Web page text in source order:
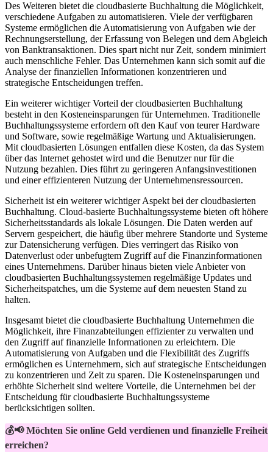
Des Weiteren bietet die cloudbasierte Buchhaltung ‍die ⁢Möglichkeit,
verschiedene Aufgaben zu automatisieren. Viele ⁢der verfügbaren
Systeme ermöglichen‍ die Automatisierung‍ von Aufgaben ⁣wie der
Rechnungserstellung, der Erfassung von Belegen und dem Abgleich
von Banktransaktionen. Dies spart nicht nur Zeit, sondern⁢ minimiert
auch menschliche Fehler. Das Unternehmen⁣ kann sich somit auf die
⁣Analyse der finanziellen Informationen⁢ konzentrieren und
strategische Entscheidungen treffen.
Ein weiterer wichtiger ⁢Vorteil der cloudbasierten Buchhaltung
besteht ‍in den Kosteneinsparungen für Unternehmen. Traditionelle
Buchhaltungssysteme erfordern ‌oft ​den ⁢Kauf von teurer Hardware
und Software, sowie regelmäßige Wartung und⁣ Aktualisierungen.⁢
Mit ‍cloudbasierten Lösungen entfallen diese Kosten, da⁢ das System
über das Internet gehostet ​wird ⁤und⁤ die Benutzer nur‍ für die
Nutzung bezahlen. Dies führt ‌zu geringeren Anfangsinvestitionen
und einer effizienteren Nutzung der Unternehmensressourcen.
Sicherheit ⁢ist ein ‌weiterer wichtiger Aspekt‌ bei​ der cloudbasierten
Buchhaltung. Cloud-basierte ‍Buchhaltungssysteme bieten oft höhere
Sicherheitsstandards​ als lokale Lösungen. Die ‍Daten werden auf
Servern gespeichert, die⁣ häufig über⁢ mehrere Standorte und Systeme
zur Datensicherung verfügen. Dies ‍verringert das Risiko von
⁤Datenverlust oder unbefugtem Zugriff auf die Finanzinformationen
eines Unternehmens. Darüber ⁤hinaus bieten viele Anbieter ⁤von⁢
cloudbasierten Buchhaltungssystemen regelmäßige Updates und
⁤Sicherheitspatches, um⁢ die Systeme auf dem neuesten ⁤Stand ⁣zu
halten.
Insgesamt bietet die cloudbasierte Buchhaltung Unternehmen‌ die
Möglichkeit, ihre Finanzabteilungen effizienter zu verwalten und
den Zugriff auf ​finanzielle Informationen zu erleichtern. Die ​
Automatisierung ​von‍ Aufgaben‍ und ⁤die Flexibilität des Zugriffs
ermöglichen es Unternehmern, sich auf strategische Entscheidungen
zu konzentrieren und Zeit zu sparen. Die Kosteneinsparungen und
erhöhte Sicherheit sind weitere⁣ Vorteile, die⁣ Unternehmen bei der
Entscheidung für cloudbasierte Buchhaltungssysteme
berücksichtigen sollten.
💰📢 Möchten Sie online Geld verdienen und finanzielle Freiheit
erreichen?